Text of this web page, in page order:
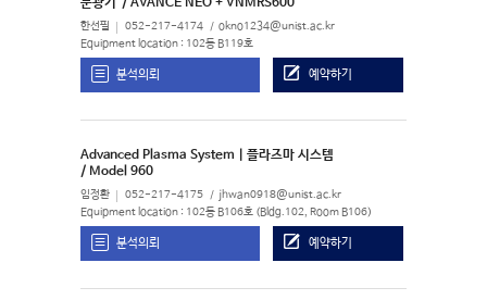
분광기
/ AVANCE NEO + VNMRS600
한선필 052-217-4174 okno1234@unist.ac.kr
Equipment location : 102동 B119호
분석의뢰 예약하기
Advanced Plasma System | 플라즈마 시스템
/ Model 960
임정환 052-217-4175 jhwan0918@unist.ac.kr
Equipment location : 102동 B106호 (Bldg.102, Room B106)
분석의뢰 예약하기